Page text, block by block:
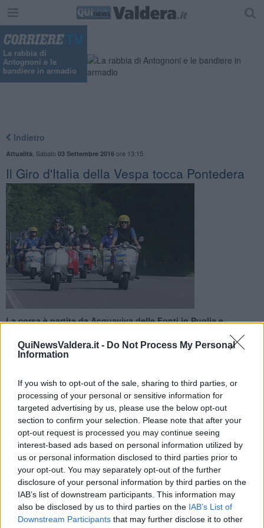
QuiNewsValdera.it - Do Not Process My Personal
Information
If you wish to opt-out of the sale, sharing to third parties, or
processing of your personal or sensitive information for
targeted advertising by us, please use the below opt-out
section to confirm your selection. Please note that after your
opt-out request is processed you may continue seeing
interest-based ads based on personal information utilized by
us or personal information disclosed to third parties prior to
your opt-out. You may separately opt-out of the further
disclosure of your personal information by third parties on the
IAB’s list of downstream participants. This information may
also be disclosed by us to third parties on the IAB’s List of
Downstream Participants that may further disclose it to other
La rabbia di
Antognoni e le
bandiere in armadio
Indietro
Attualità Sabato 03 Settembre 2016ore 13:15
Il Giro d'Italia della Vespa tocca Pontedera
La corsa è partita da Acquaviva delle Fonti in Puglia e
PONTEDERA —E' partito dalla Puglia, ma non potrà non passare
dalla città della Valdera che ne ha fatto un suo simbolo. Si tratta del
Giro d'Italia in Vespa, giunto alla terza edizione e partito
quest'oggi da Acquaviva delle Fonti, in provincia di Bari.
La manifestazione, che vuole sensibilizzare sul tema dell'autismo e
sostenere le associazioni che se ne occupano, farà tappa a
Pontedera il prossimo28 settembre.